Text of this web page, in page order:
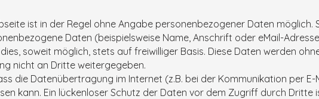
ist in der Regel ohne Angabe personenbezogener Daten möglich.
Daten (beispielsweise Name, Anschrift oder eMail-
soweit möglich, stets auf freiwilliger Basis. Diese Daten werden
nicht an Dritte weitergegeben.
die Datenübertragung im Internet (z.B. bei der Kommunikation per E-
kann. Ein lückenloser Schutz der Daten vor dem Zugriff durch Dritte